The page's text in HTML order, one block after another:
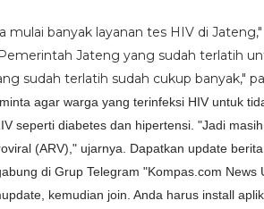
mulai banyak layanan tes HIV di
Jateng yang sudah terlatih
sudah terlatih sudah cukup banyak,"
agar warga yang terinfeksi HIV untuk
seperti diabetes dan hipertensi. "Jadi
(ARV)," ujarnya. Dapatkan update
di Grup Telegram "Kompas.com News
kemudian join. Anda harus install